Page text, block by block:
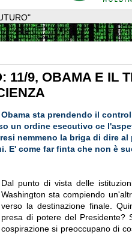
11/9, OBAMA E IL
sta prendendo il
un ordine esecutivo ce
nemmeno la briga di dire
E' come far finta che non è
Dal punto di vista delle
Washington sta compiendo
verso la destinazione finale.
presa di potere del Presidente?
cospirazione si preoccupano di